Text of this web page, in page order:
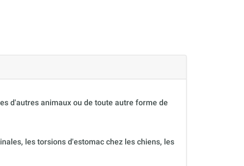
d'autres animaux ou de toute autre forme de
les torsions d'estomac chez les chiens, les